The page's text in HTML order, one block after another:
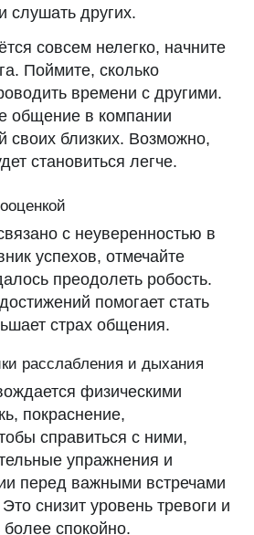
слушать других.
совсем нелегко, начните
Поймите, сколько
времени с другими.
общение в компании
своих близких. Возможно,
становиться легче.
с неуверенностью в
успехов, отмечайте
преодолеть робость.
помогает стать
страх общения.
расслабления и дыхания
физическими
покраснение,
справиться с ними,
упражнения и
перед важными встречами
снизит уровень тревоги и
спокойно.
Clatch